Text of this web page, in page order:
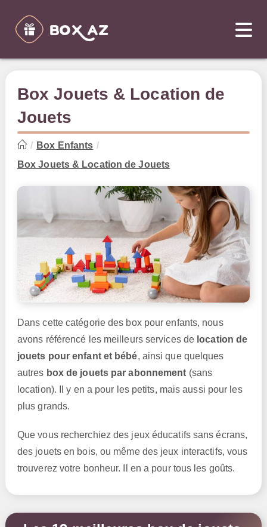
content
Box Jouets & Location de
Jouets
/ Box Enfants /
Box Jouets & Location de Jouets
Dans cette catégorie des box pour enfants, nous
avons référencé les meilleurs services de location de
jouets pour enfant et bébé, ainsi que quelques
autres box de jouets par abonnement (sans
location). Il y en a pour les petits, mais aussi pour les
plus grands.
Que vous recherchiez des jeux éducatifs sans écrans,
des jouets en bois, ou même des jeux interactifs, vous
trouverez votre bonheur. Il en a pour tous les goûts.